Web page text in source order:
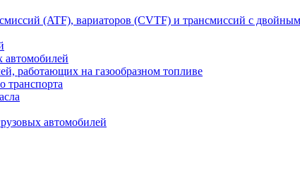
(ATF), вариаторов (CVTF) и трансмиссий с
автомобилей
работающих на газообразном топливе
транспорта
автомобилей